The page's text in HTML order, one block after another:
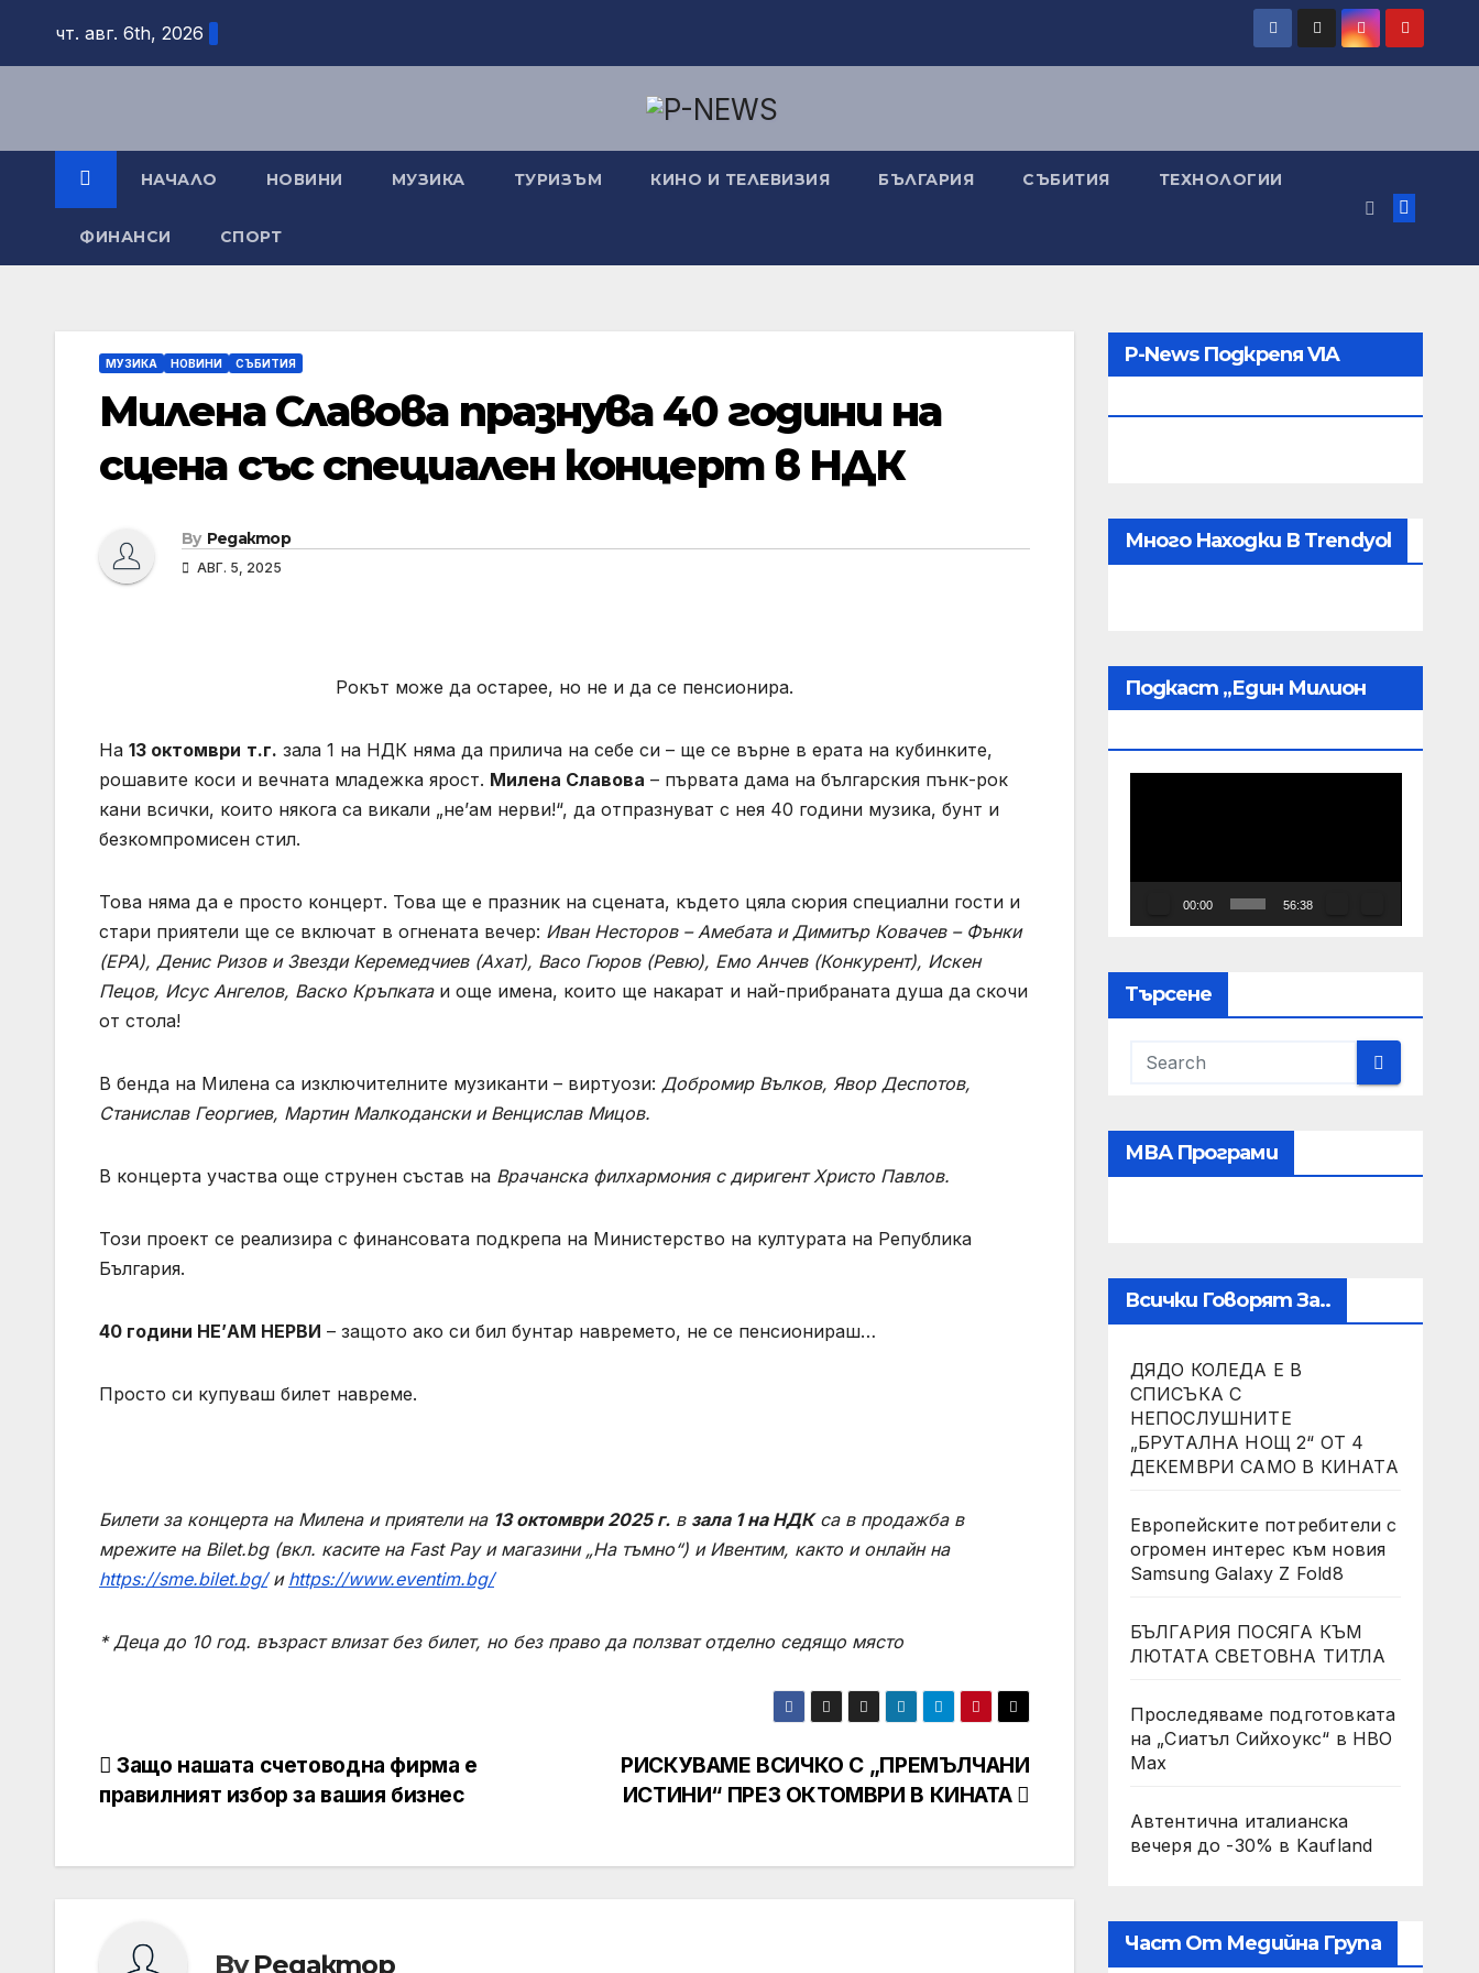
чт. авг. 6th, 2026
НАЧАЛО НОВИНИ МУЗИКА ТУРИЗЪМ КИНО И ТЕЛЕВИЗИЯ БЪЛГАРИЯ СЪБИТИЯ ТЕХНОЛОГИИ
ФИНАНСИ СПОРТ
МУЗИКА НОВИНИ СЪБИТИЯ
Милена Славова празнува 40 години на
сцена със специален концерт в НДК
By Редактор
АВГ. 5, 2025
Рокът може да остарее, но не и да се пенсионира.
На 13 октомври т.г. зала 1 на НДК няма да прилича на себе си – ще се върне в ерата на кубинките,
рошавите коси и вечната младежка ярост. Милена Славова – първата дама на българския пънк-рок
кани всички, които някога са викали „не’ам нерви!“, да отпразнуват с нея 40 години музика, бунт и
безкомпромисен стил.
Това няма да е просто концерт. Това ще е празник на сцената, където цяла сюрия специални гости и
стари приятели ще се включат в огнената вечер: Иван Несторов – Амебата и Димитър Ковачев – Фънки
(ЕРА), Денис Ризов и Звезди Керемедчиев (Ахат), Васо Гюров (Ревю), Емо Анчев (Конкурент), Искен
Пецов, Исус Ангелов, Васко Кръпкатаи още имена, които ще накарат и най-прибраната душа да скочи
от стола!
В бенда на Милена са изключителните музиканти – виртуози: Добромир Вълков, Явор Деспотов,
Станислав Георгиев, Мартин Малкодански и Венцислав Мицов.
В концерта участва още струнен състав на Врачанска филхармония с диригент Христо Павлов.
Този проект се реализира с финансовата подкрепа на Министерство на културата на Република
България.
40 години НЕ’АМ НЕРВИ – защото ако си бил бунтар навремето, не се пенсионираш…
Просто си купуваш билет навреме.
Билети за концерта на Милена и приятели на 13 октомври 2025 г. в зала 1 на НДКса в продажба в
мрежите на Bilet.bg (вкл. касите на Fast Pay и магазини „На тъмно“) и Ивентим, както и онлайн на
https://sme.bilet.bg/и https://www.eventim.bg/
* Деца до 10 год. възраст влизат без билет, но без право дa ползват отделно седящо място
Навигация
РИСКУВАМЕ ВСИЧКО С „ПРЕМЪЛЧАНИ
ИСТИНИ“ ПРЕЗ ОКТОМВРИ В КИНАТА
Защо нашата счетоводна фирма е
правилният избор за вашия бизнес
ByРедактор
P-News Подкрепя VIA
Много Находки В Trendyol
Подкаст „Един Милион
00:00 56:38
Търсене
МВА Програми
Всички Говорят За..
ДЯДО КОЛЕДА Е В
СПИСЪКА С
НЕПОСЛУШНИТЕ
„БРУТАЛНА НОЩ 2“ ОТ 4
ДЕКЕМВРИ САМО В КИНАТА
Европейските потребители с
огромен интерес към новия
Samsung Galaxy Z Fold8
БЪЛГАРИЯ ПОСЯГА КЪМ
ЛЮТАТА СВЕТОВНА ТИТЛА
Проследяваме подготовката
на „Сиатъл Сийхоукс“ в HBO
Max
Автентична италианска
вечеря до -30% в Kaufland
Част От Медийна Група